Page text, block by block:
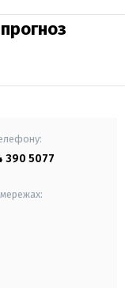
390 5077